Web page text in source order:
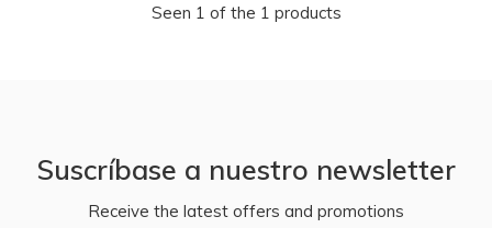
Seen 1 of the 1 products
Suscríbase a nuestro newsletter
Receive the latest offers and promotions